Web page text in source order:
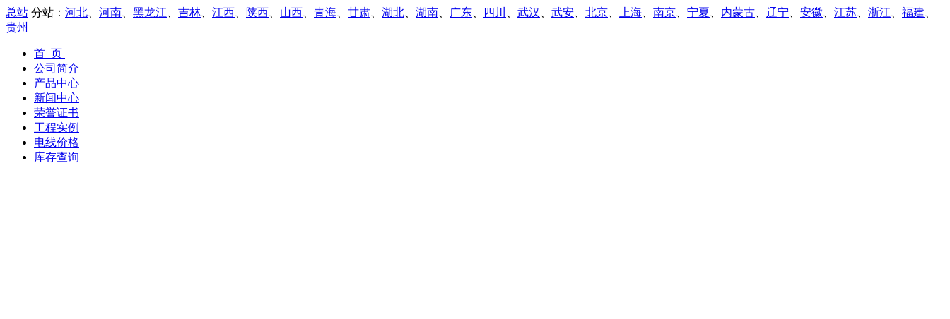
总站 分站： 河北 河南 黑龙江 吉林 江西 陕西 山西 青海 甘肃 湖北 湖南 广东 四川 武汉 武安 北京 上海 南京 宁夏 内蒙古 辽宁 安徽 江苏 浙江 福建
贵州
首 页
公司简介
产品中心
新闻中心
荣誉证书
工程实例
电线价格
库存查询